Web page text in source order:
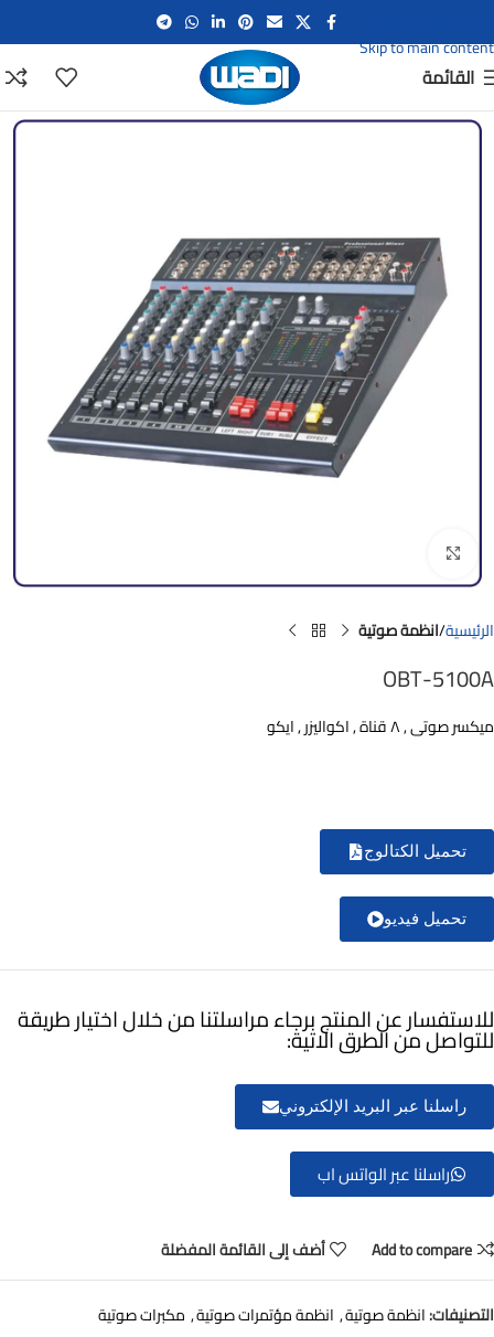
Skip to main content
القائمة
الرئيسية انظمة صوتية
OBT-5100A
ميكسر صوتى , ٨ قناة , اكواليزر , ايكو
تحميل الكتالوج
تحميل فيديو
للاستفسار عن المنتج برجاء مراسلتنا من خلال اختيار طريقة
للتواصل من الطرق الاتية:
راسلنا عبر البريد الإلكتروني
راسلنا عبر الواتس اب
Add to compare أضف إلى القائمة المفضلة
التصنيفات:انظمة صوتية, انظمة مؤتمرات صوتية, مكبرات صوتية